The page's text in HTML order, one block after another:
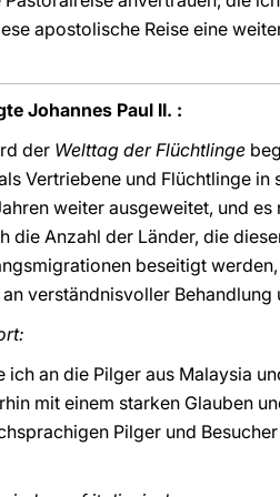
apostolische Reise eine
Johannes Paul II. :
der Welttag der Flüchtlinge
Vertriebene und Flüchtlinge
weiter ausgeweitet, und
die Anzahl der Länder, die
beseitigt
verständnisvoller
ich an die Pilger aus Malaysia
mit einem starken Glauben
Pilger und